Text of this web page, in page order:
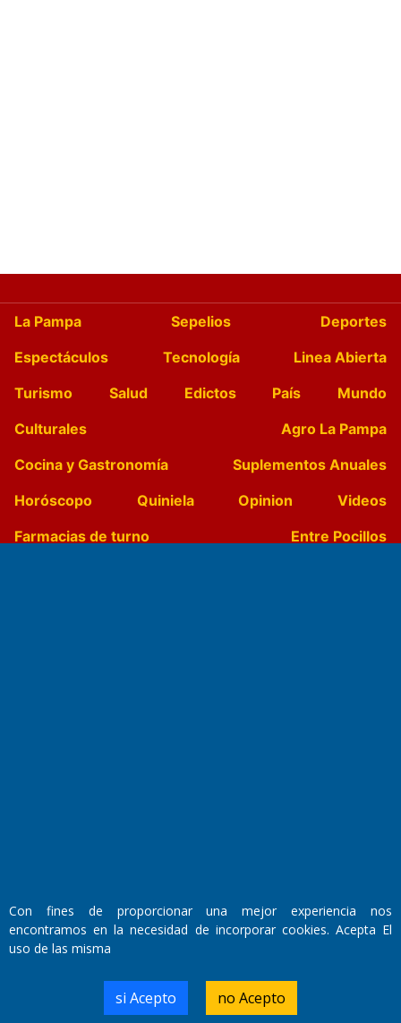
La Pampa Sepelios
Deportes
Espectáculos
Tecnología
Linea Abierta
Turismo
Salud Edictos País
Mundo
Culturales
Agro La Pampa
Cocina y Gastronomía
Suplementos Anuales
Horóscopo
Quiniela Opinion
Videos
Farmacias de turno
Entre Pocillos
Miembro de ADIRA,ADEPA y CPPAL
Propietario: El Diario SRL
Director Periodístico:
Con fines de proporcionar una mejor experiencia nos
encontramos en la necesidad de incorporar cookies. Acepta El
uso de las misma
si Acepto no Acepto